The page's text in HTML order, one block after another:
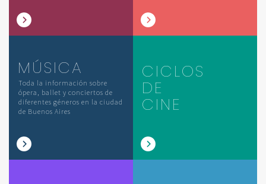
MÚSICA
Toda la información sobre
ópera, ballet y conciertos de
diferentes géneros en la ciudad
de Buenos Aires
CICLOS
DE
CINE